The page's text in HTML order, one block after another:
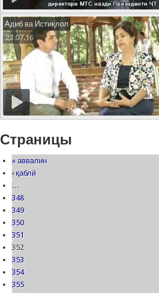
Адиб ва Истиқлол
23.07.16
Страницы
« аввалин
‹ қаблӣ
…
348
349
350
351
352
353
354
355